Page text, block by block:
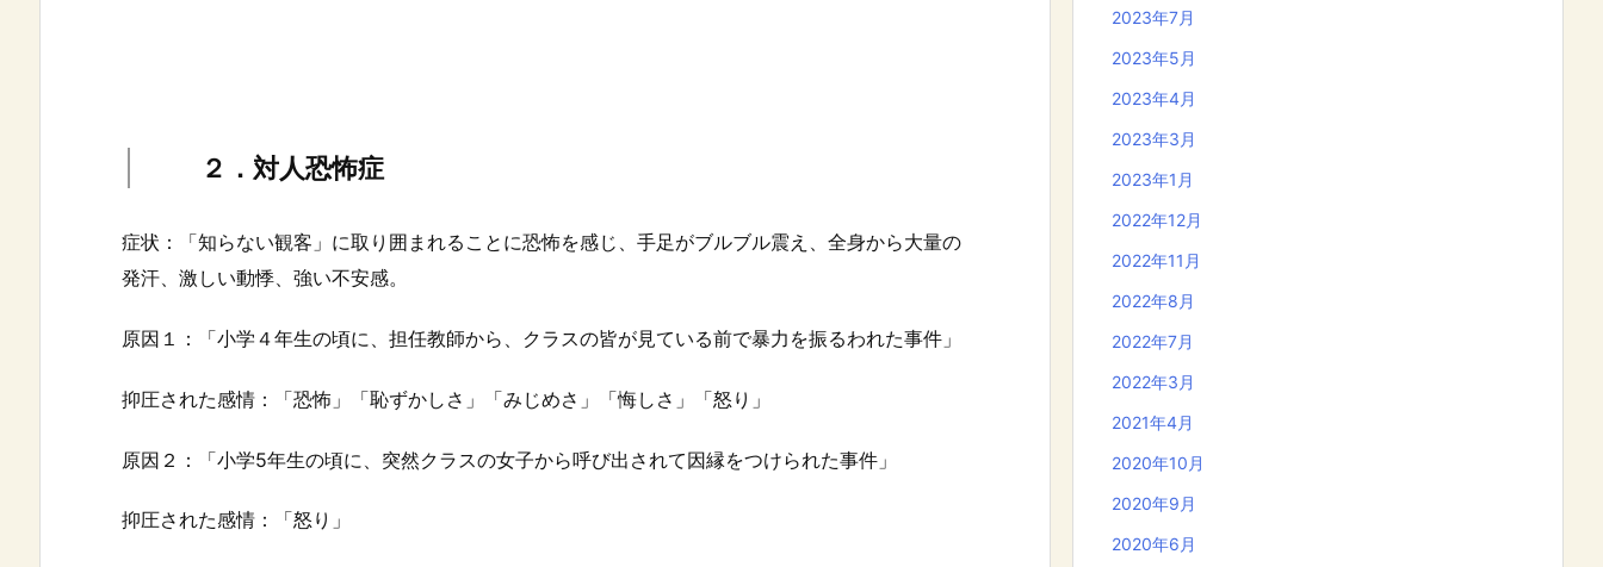
２．対人恐怖症
症状：「知らない観客」に取り囲まれることに恐怖を感じ、手足がブルブル震え、全身から大量の
発汗、激しい動悸、強い不安感。
原因１：「小学４年生の頃に、担任教師から、クラスの皆が見ている前で暴力を振るわれた事件」
抑圧された感情：「恐怖」「恥ずかしさ」「みじめさ」「悔しさ」「怒り」
原因２：「小学5年生の頃に、突然クラスの女子から呼び出されて因縁をつけられた事件」
抑圧された感情：「怒り」
2023年7月
2023年5月
2023年4月
2023年3月
2023年1月
2022年12月
2022年11月
2022年8月
2022年7月
2022年3月
2021年4月
2020年10月
2020年9月
2020年6月